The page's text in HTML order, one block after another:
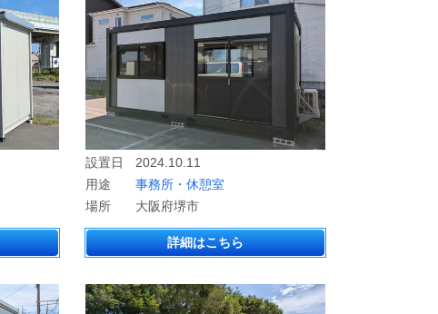
設置日
2024.10.11
用途
事務所・休憩室
場所
大阪府堺市
詳細はこちら